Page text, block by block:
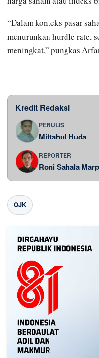
“Dalam konteks pasar
menurunkan hurdle rate,
meningkat,” pungkas
Kredit Redaksi
PENULIS
Miftahul Huda
REPORTER
Roni Sahala
OJK